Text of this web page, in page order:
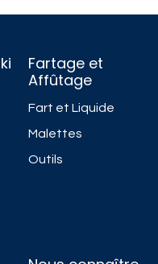
Fartage et
Affûtage
Fart et Liquide
Malettes
Outils